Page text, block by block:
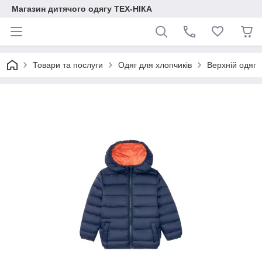
Магазин дитячого одягу ТЕХ-НІКА
Товари та послуги Одяг для хлопчиків Верхній одяг